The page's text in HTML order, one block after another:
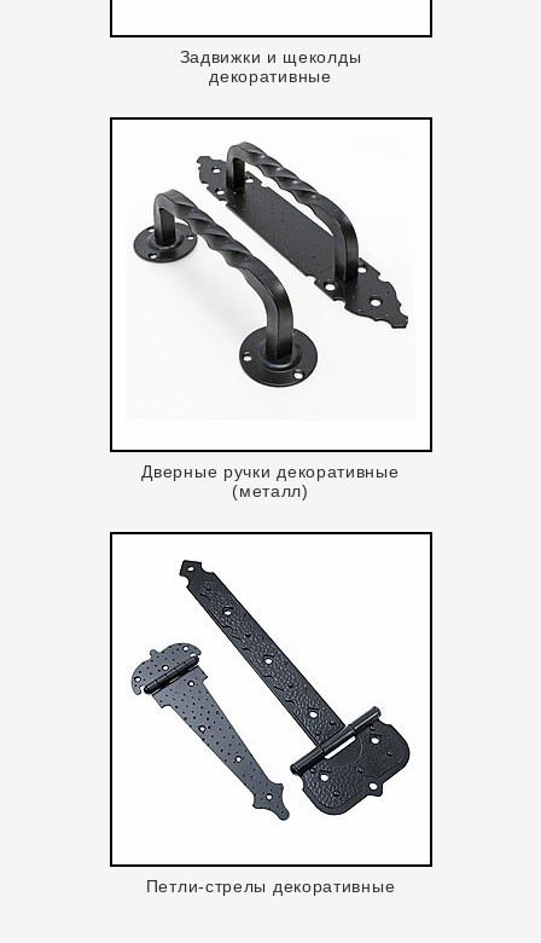
Задвижки и щеколды
декоративные
Дверные ручки декоративные
(металл)
Петли-стрелы декоративные